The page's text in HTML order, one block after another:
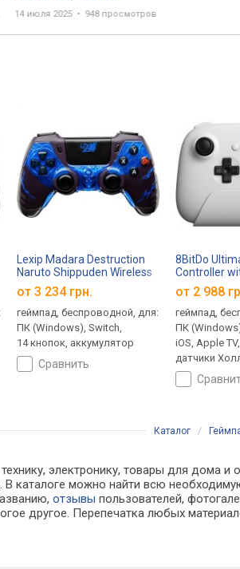
14 июля 2025 948 просмотров
Lexip Madara Destruction
Naruto Shippuden Wireless
Controller
от 3 234 грн.
геймпад, беспроводной, для:
ПК (Windows), Switch,
14 кнопок, аккумулятор
сравнить
8BitDo
Controller
Dock
от 2 988
геймпад,
ПК
iOS, Apple
датчики
15 ч
Каталог /
электронику, товары для дома
В каталоге можно найти всю
отзывы пользователей,
другое. Перепечатка любых